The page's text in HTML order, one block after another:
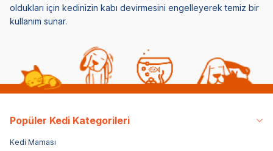
oldukları için kedinizin kabı devirmesini engelleyerek temiz bir
kullanım sunar.
Popüler Kedi Kategorileri
Kedi Maması